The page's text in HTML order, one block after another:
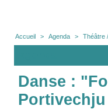
Accueil > Agenda > Théâtre
Danse :
Portivechju